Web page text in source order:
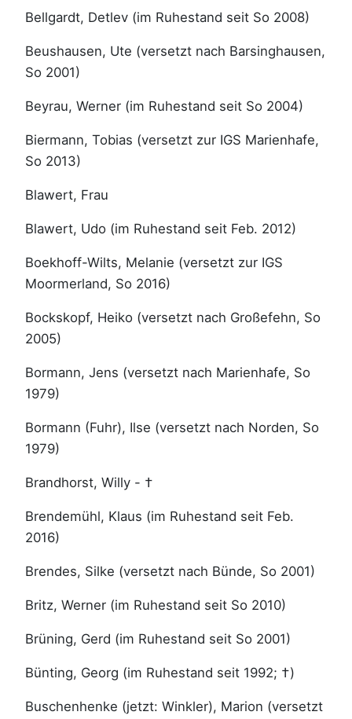
Bellgardt, Detlev (im Ruhestand seit So 2008)
Beushausen, Ute (versetzt nach Barsinghausen,
So 2001)
Beyrau, Werner (im Ruhestand seit So 2004)
Biermann, Tobias (versetzt zur IGS Marienhafe,
So 2013)
Blawert, Frau
Blawert, Udo (im Ruhestand seit Feb. 2012)
Boekhoff-Wilts, Melanie (versetzt zur IGS
Moormerland, So 2016)
Bockskopf, Heiko (versetzt nach Großefehn, So
2005)
Bormann, Jens (versetzt nach Marienhafe, So
1979)
Bormann (Fuhr), Ilse (versetzt nach Norden, So
1979)
Brandhorst, Willy - †
Brendemühl, Klaus (im Ruhestand seit Feb.
2016)
Brendes, Silke (versetzt nach Bünde, So 2001)
Britz, Werner (im Ruhestand seit So 2010)
Brüning, Gerd (im Ruhestand seit So 2001)
Bünting, Georg (im Ruhestand seit 1992; †)
Buschenhenke (jetzt: Winkler), Marion (versetzt